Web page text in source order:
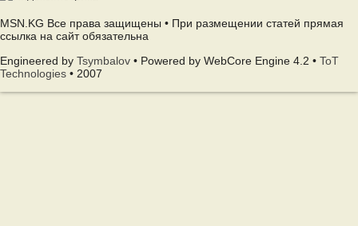
MSN.KG Все права защищены • При размещении статей прямая
ссылка на сайт обязательна
Engineered by Tsymbalov • Powered by WebCore Engine 4.2 • ToT
Technologies • 2007